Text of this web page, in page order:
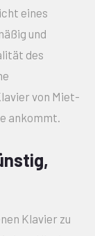
eines
und
des
von Miet-
ankommt.
Klavier zu